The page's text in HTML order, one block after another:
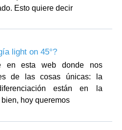
Esto quiere decir
light on 45°?
en esta web donde nos
de las cosas únicas: la
están en la
hoy queremos